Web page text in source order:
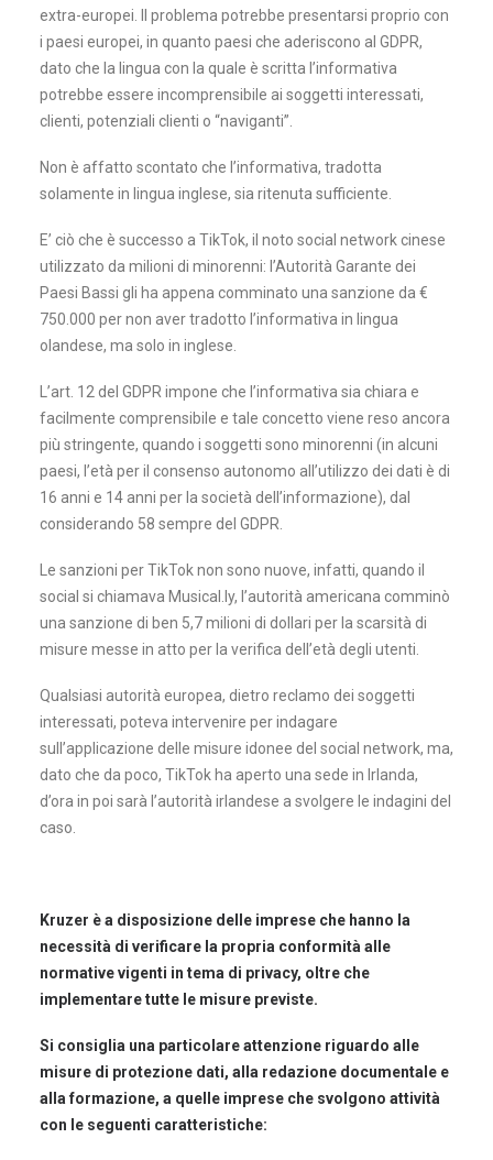
extra-europei. Il problema potrebbe presentarsi proprio con
i paesi europei, in quanto paesi che aderiscono al GDPR,
dato che la lingua con la quale è scritta l’informativa
potrebbe essere incomprensibile ai soggetti interessati,
clienti, potenziali clienti o “naviganti”.
Non è affatto scontato che l’informativa, tradotta
solamente in lingua inglese, sia ritenuta sufficiente.
E’ ciò che è successo a TikTok, il noto social network cinese
utilizzato da milioni di minorenni: l’Autorità Garante dei
Paesi Bassi gli ha appena comminato una sanzione da €
750.000 per non aver tradotto l’informativa in lingua
olandese, ma solo in inglese.
L’art. 12 del GDPR impone che l’informativa sia chiara e
facilmente comprensibile e tale concetto viene reso ancora
più stringente, quando i soggetti sono minorenni (in alcuni
paesi, l’età per il consenso autonomo all’utilizzo dei dati è di
16 anni e 14 anni per la società dell’informazione), dal
considerando 58 sempre del GDPR.
Le sanzioni per TikTok non sono nuove, infatti, quando il
social si chiamava Musical.ly, l’autorità americana comminò
una sanzione di ben 5,7 milioni di dollari per la scarsità di
misure messe in atto per la verifica dell’età degli utenti.
Qualsiasi autorità europea, dietro reclamo dei soggetti
interessati, poteva intervenire per indagare
sull’applicazione delle misure idonee del social network, ma,
dato che da poco, TikTok ha aperto una sede in Irlanda,
d’ora in poi sarà l’autorità irlandese a svolgere le indagini del
caso.
Kruzer è a disposizione delle imprese che hanno la
necessità di verificare la propria conformità alle
normative vigenti in tema di privacy, oltre che
implementare tutte le misure previste.
Si consiglia una particolare attenzione riguardo alle
misure di protezione dati, alla redazione documentale e
alla formazione, a quelle imprese che svolgono attività
con le seguenti caratteristiche: